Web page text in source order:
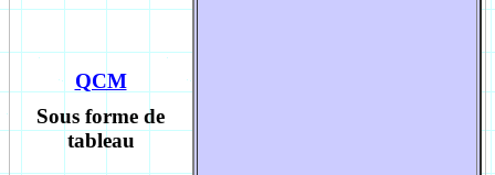
QCM
Sous forme de
tableau